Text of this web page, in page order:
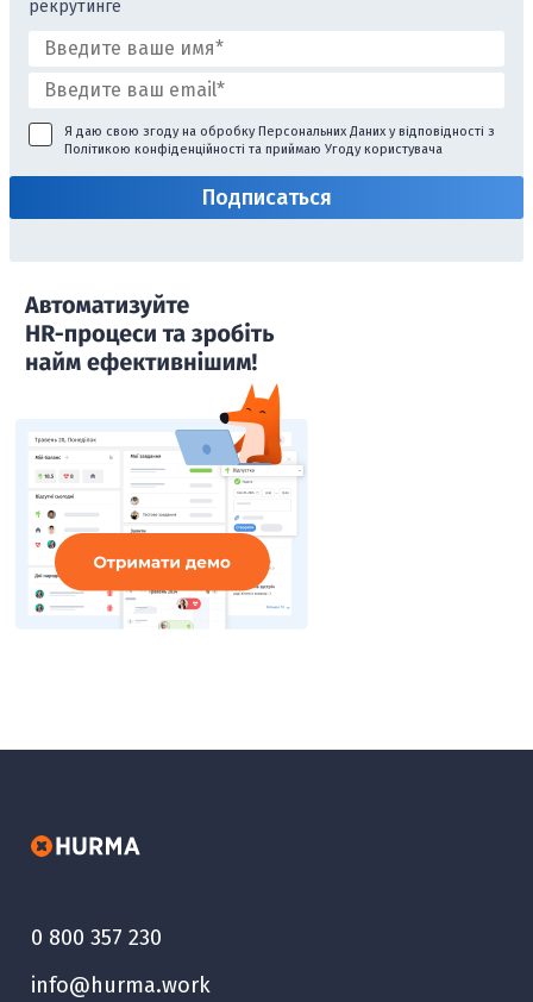
рекрутинге
Я даю свою згоду на обробку Персональних Даних у відповідності з
Політикою конфіденційності та приймаю Угоду користувача
0 800 357 230
info@hurma.work